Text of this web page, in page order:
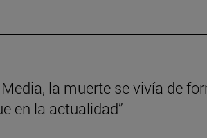
la muerte se vivía de
en la actualidad”